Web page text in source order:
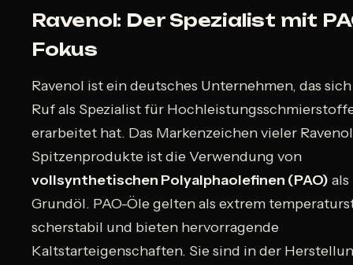
Ravenol: Der Spezialist mit
Fokus
Ravenol ist ein deutsches Unternehmen, das
Ruf als Spezialist für
erarbeitet hat. Das Markenzeichen vieler
Spitzenprodukte ist die Verwendung von
vollsynthetischen Polyalphaolefinen (PAO) als
Grundöl. PAO-Öle gelten als extrem
scherstabil und bieten hervorragende
Kaltstarteigenschaften. Sie sind in der